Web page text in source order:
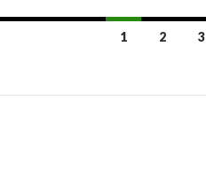
稿
1 2 3